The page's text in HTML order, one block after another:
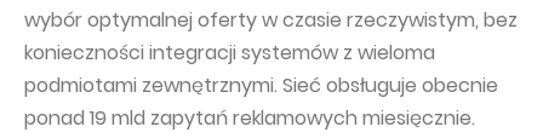
wybór optymalnej oferty w czasie rzeczywistym, bez
konieczności integracji systemów z wieloma
podmiotami zewnętrznymi. Sieć obsługuje obecnie
ponad 19 mld zapytań reklamowych miesięcznie.